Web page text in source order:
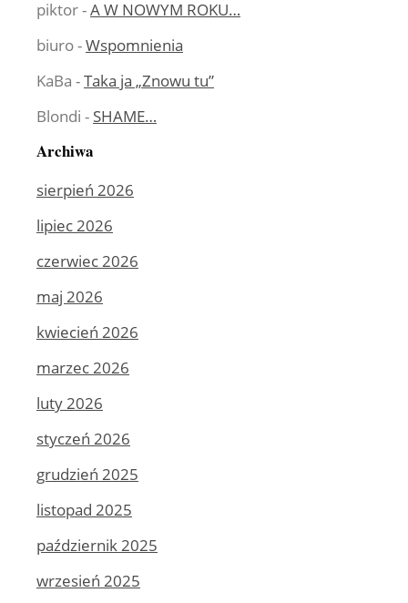
piktor-A W NOWYM ROKU…
biuro-Wspomnienia
KaBa -Taka ja „Znowu tu”
Blondi - SHAME…
Archiwa
sierpień 2026
lipiec 2026
czerwiec 2026
maj 2026
kwiecień 2026
marzec 2026
luty 2026
styczeń 2026
grudzień 2025
listopad 2025
październik 2025
wrzesień 2025